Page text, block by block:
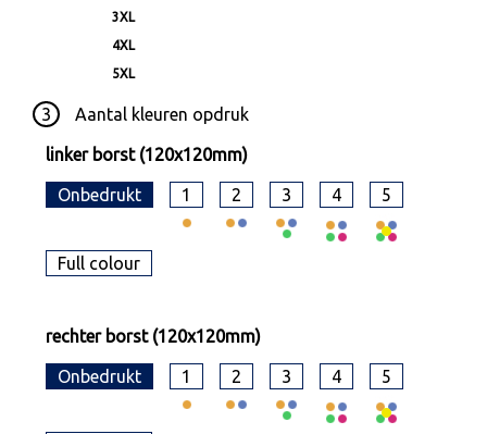
3XL
4XL
5XL
3 Aantal kleuren opdruk
linker borst (120x120mm)
Onbedrukt 1 2 3 4 5
Full colour
rechter borst (120x120mm)
Onbedrukt 1 2 3 4 5